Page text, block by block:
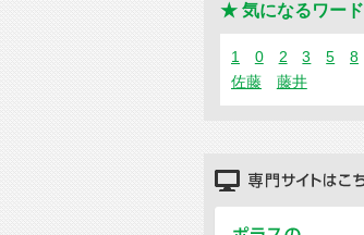
★ 気になるワード
1 0 2 3 5 8
佐藤
藤井